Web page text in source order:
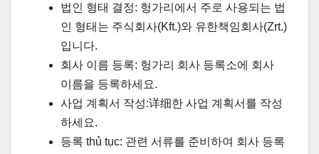
법인 형태 결정: 헝가리에서 주로 사용되는 법
인 형태는 주식회사(Kft.)와 유한책임회사(Zrt.)
입니다.
회사 이름 등록: 헝가리 회사 등록소에 회사
이름을 등록하세요.
사업 계획서 작성:详细한 사업 계획서를 작성
하세요.
등록 thủ tục: 관련 서류를 준비하여 회사 등록